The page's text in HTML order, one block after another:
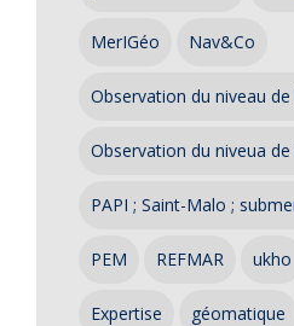
MerIGéo Nav&Co
Observation du niveau
Observation du niveua
PAPI ; Saint-Malo ;
PEM REFMAR ukho
Expertise géomatique